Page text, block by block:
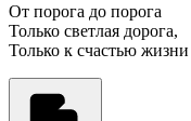
От порога до порога
Только светлая дорога,
Только к счастью жизни